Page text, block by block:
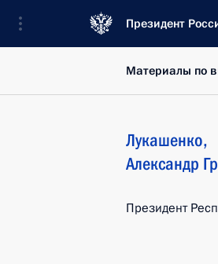
Президент
Материалы по
Лукашенко,
Александр
Президент